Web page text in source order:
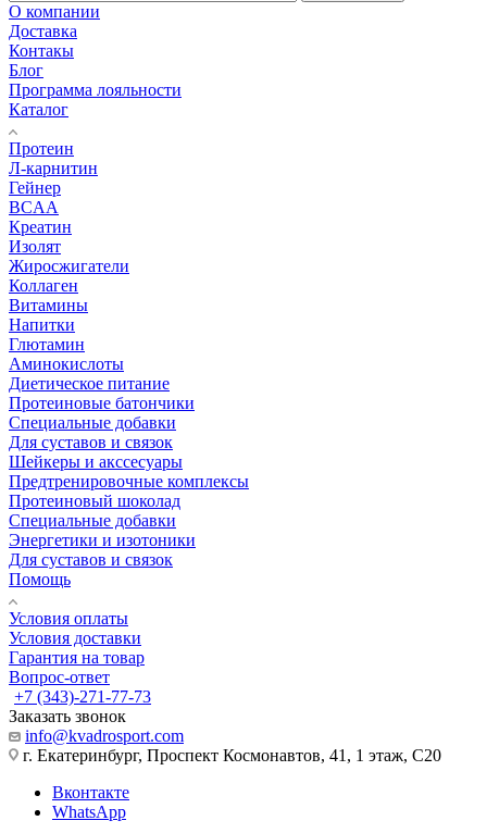
О компании
Доставка
Контакы
Блог
Программа лояльности
Каталог
Протеин
Л-карнитин
Гейнер
BCAA
Креатин
Изолят
Жиросжигатели
Коллаген
Витамины
Напитки
Глютамин
Аминокислоты
Диетическое питание
Протеиновые батончики
Специальные добавки
Для суставов и связок
Шейкеры и акссесуары
Предтренировочные комплексы
Протеиновый шоколад
Специальные добавки
Энергетики и изотоники
Для суставов и связок
Помощь
Условия оплаты
Условия доставки
Гарантия на товар
Вопрос-ответ
+7 (343)-271-77-73
Заказать звонок
info@kvadrosport.com
г. Екатеринбург, Проспект Космонавтов, 41, 1 этаж, С20
Вконтакте
WhatsApp